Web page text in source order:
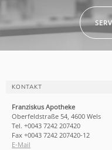
KONTAKT
Franziskus Apotheke
Oberfeldstraße 54, 4600 Wels
Tel. +0043 7242 207420
Fax +0043 7242 207420-12
E-Mail